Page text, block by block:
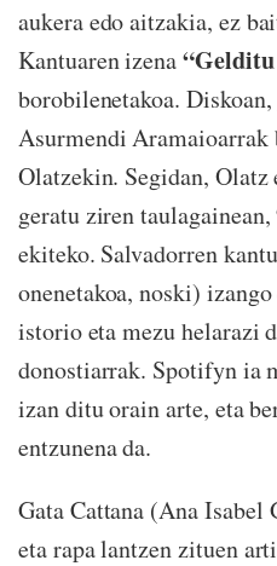
aukera edo aitzakia, ez
Kantuaren izena
borobilenetakoa.
Asurmendi Aramaioarrak
Olatzekin. Segidan,
geratu ziren taulagainean,
ekiteko. Salvadorren
onenetakoa, noski)
istorio eta mezu helarazi
donostiarrak. Spotifyn ia
izan ditu orain arte, eta
entzunena da.
Gata Cattana (Ana Isabel
eta rapa lantzen zituen